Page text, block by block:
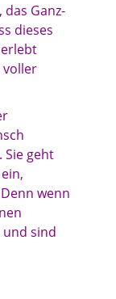
das Ganz-
dieses
voller
Sie geht
wenn
sind